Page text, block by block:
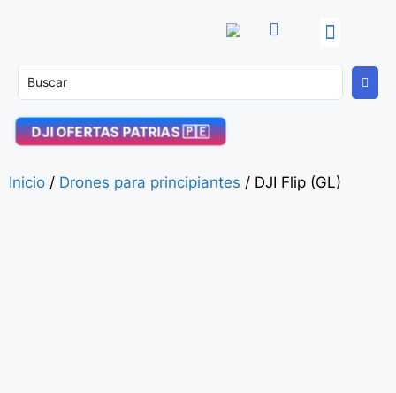
DJI OFERTAS PATRIAS 🇵🇪
Inicio / Drones para principiantes / DJI Flip (GL)